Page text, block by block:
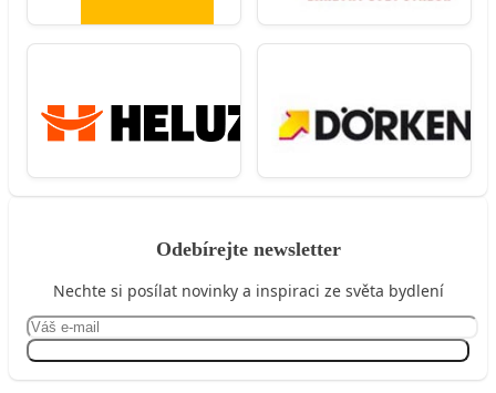
Odebírejte newsletter
Nechte si posílat novinky a inspiraci ze světa bydlení